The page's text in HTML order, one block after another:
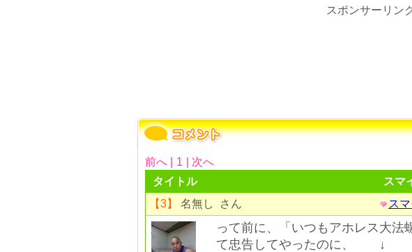
スポンサーリン
前へ | 1
| 次へ
タイトル
スマ
【3】
名無し さん ス
って前に、「いつもアホレス大法
て忠告してやったのに、 ↓